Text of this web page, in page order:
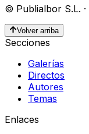
© Publialbor S.L. ·
Volver arriba
Secciones
Galerías
Directos
Autores
Temas
Enlaces